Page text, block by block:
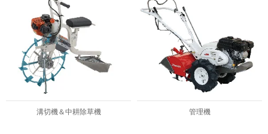
溝切機＆中耕除草機 管理機